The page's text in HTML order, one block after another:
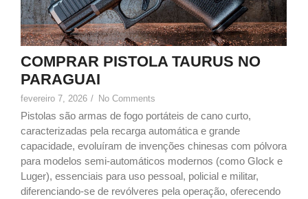
COMPRAR PISTOLA TAURUS NO
PARAGUAI
fevereiro 7, 2026 / No Comments
Pistolas são armas de fogo portáteis de cano curto,
caracterizadas pela recarga automática e grande
capacidade, evoluíram de invenções chinesas com pólvora
para modelos semi-automáticos modernos (como Glock e
Luger), essenciais para uso pessoal, policial e militar,
diferenciando-se de revólveres pela operação, oferecendo